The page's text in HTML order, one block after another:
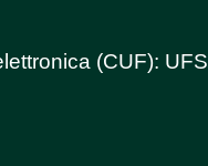
(CUF):